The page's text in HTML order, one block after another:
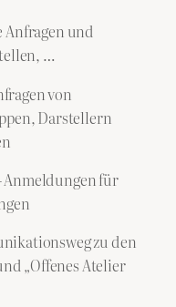
und
…
von
Darstellern
für
zu den
„Offenes Atelier